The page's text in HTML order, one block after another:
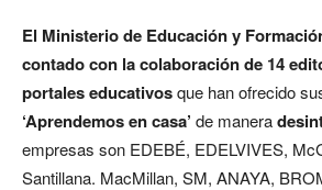
El Ministerio de Educación y
contado con la colaboración de 14
portales educativosque han ofrecido
‘Aprendemos en casa’ de manera
empresas son EDEBÉ, EDELVIVES,
Santillana. MacMillan, SM, ANAYA,